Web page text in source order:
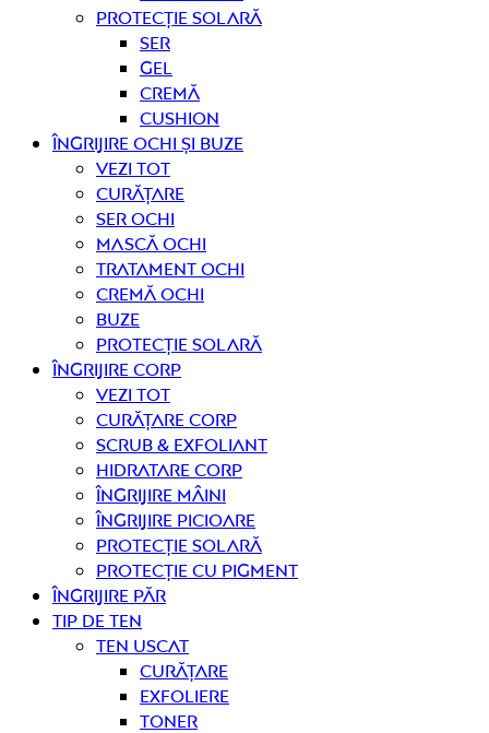
Protecție solară
Ser
Gel
Cremă
Cushion
Îngrijire OCHI ȘI BUZE
Vezi tot
curățare
Ser ochi
Mască ochi
Tratament ochi
Cremă ochi
Buze
Protecție solară
Îngrijire CORP
Vezi tot
curățare corp
Scrub & exfoliant
Hidratare corp
Îngrijire mâini
Îngrijire picioare
Protecție solară
Protecție cu pigment
Îngrijire PĂR
TIP DE TEN
Ten uscat
curățare
Exfoliere
Toner